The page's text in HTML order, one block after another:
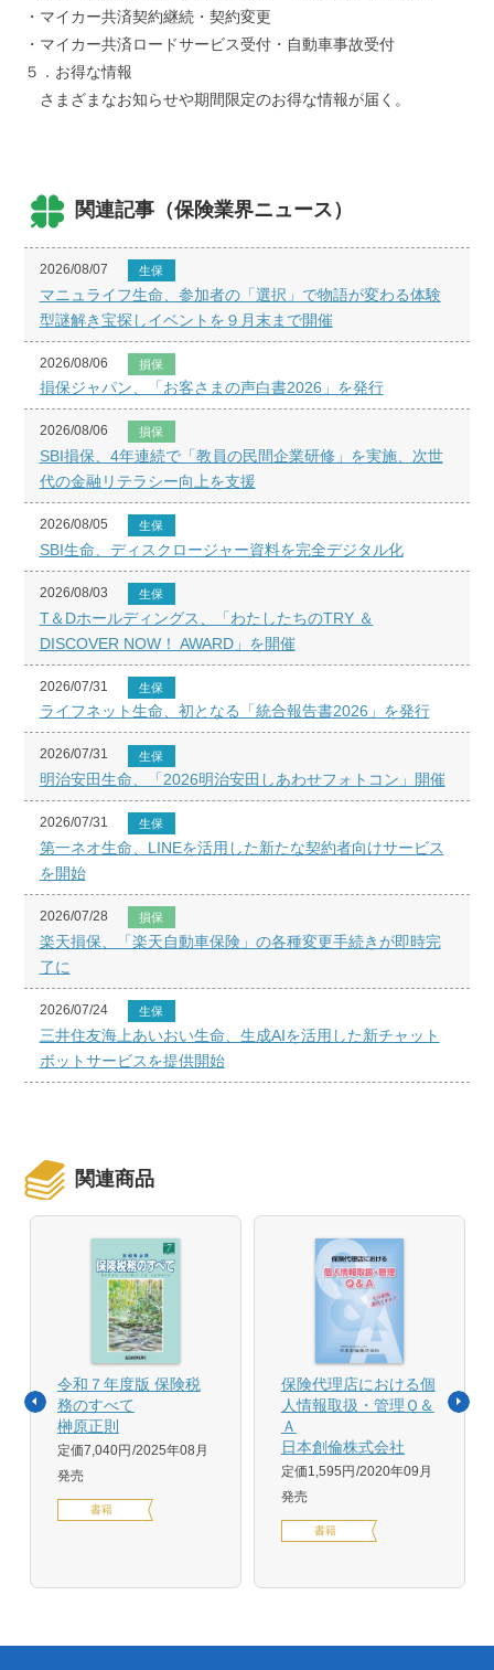
・マイカー共済契約継続・契約変更
・マイカー共済ロードサービス受付・自動車事故受付
５．お得な情報
さまざまなお知らせや期間限定のお得な情報が届く。
関連記事（保険業界ニュース）
2026/08/07 生保
マニュライフ生命、参加者の「選択」で物語が変わる体験
型謎解き宝探しイベントを９月末まで開催
2026/08/06 損保
損保ジャパン、「お客さまの声白書2026」を発行
2026/08/06 損保
SBI損保、4年連続で「教員の民間企業研修」を実施、次世
代の金融リテラシー向上を支援
2026/08/05 生保
SBI生命、ディスクロージャー資料を完全デジタル化
2026/08/03 生保
T＆Dホールディングス、「わたしたちのTRY ＆
DISCOVER NOW！ AWARD」を開催
2026/07/31 生保
ライフネット生命、初となる「統合報告書2026」を発行
2026/07/31 生保
明治安田生命、「2026明治安田しあわせフォトコン」開催
2026/07/31 生保
第一ネオ生命、LINEを活用した新たな契約者向けサービス
を開始
2026/07/28 損保
楽天損保、「楽天自動車保険」の各種変更手続きが即時完
了に
2026/07/24 生保
三井住友海上あいおい生命、生成AIを活用した新チャット
ボットサービスを提供開始
関連商品
令和７年度版 保険税
務のすべて
榊原正則
定価7,040円 2025年08月
発売
書籍
保険代理店における個
人情報取扱・管理Ｑ＆
Ａ
日本創倫株式会社
定価1,595円 2020年09月
発売
書籍